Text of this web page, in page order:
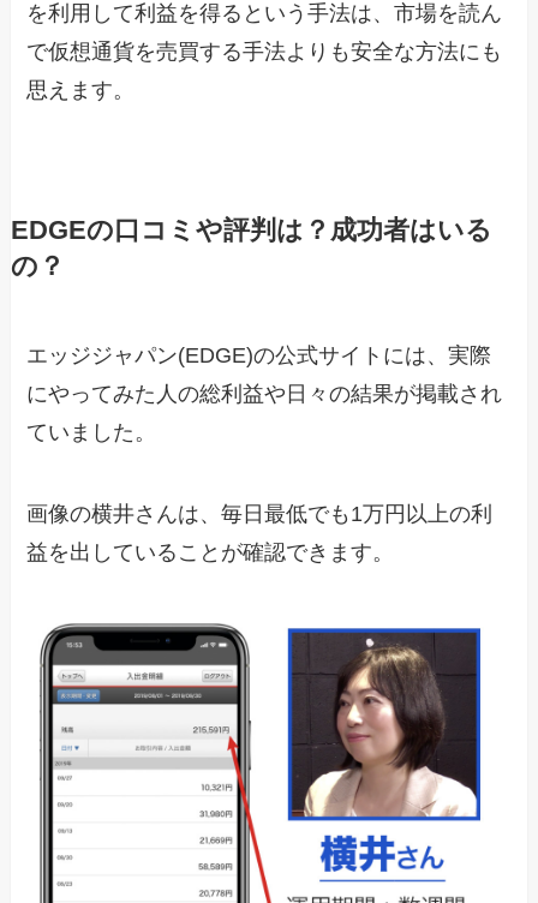
を利用して利益を得るという手法は、市場を読ん
で仮想通貨を売買する手法よりも安全な方法にも
思えます。
EDGEの口コミや評判は？成功者はいる
の？
エッジジャパン(EDGE)の公式サイトには、実際
にやってみた人の総利益や日々の結果が掲載され
ていました。
画像の横井さんは、毎日最低でも1万円以上の利
益を出していることが確認できます。